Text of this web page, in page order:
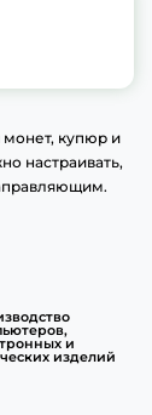
купюр и
настраивать,
и
изделий